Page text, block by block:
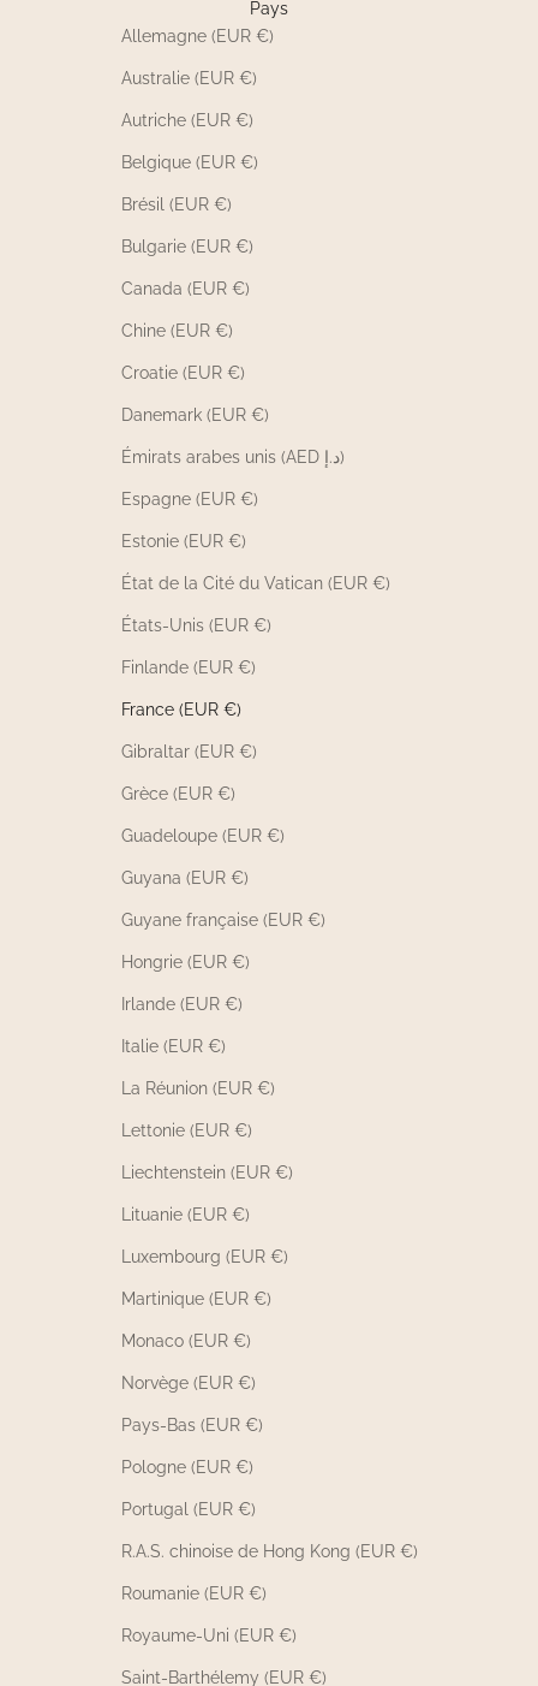
Pays
Allemagne (EUR €)
Australie (EUR €)
Autriche (EUR €)
Belgique (EUR €)
Brésil (EUR €)
Bulgarie (EUR €)
Canada (EUR €)
Chine (EUR €)
Croatie (EUR €)
Danemark (EUR €)
Émirats arabes unis (AED د.إ)
Espagne (EUR €)
Estonie (EUR €)
État de la Cité du Vatican (EUR €)
États-Unis (EUR €)
Finlande (EUR €)
France (EUR €)
Gibraltar (EUR €)
Grèce (EUR €)
Guadeloupe (EUR €)
Guyana (EUR €)
Guyane française (EUR €)
Hongrie (EUR €)
Irlande (EUR €)
Italie (EUR €)
La Réunion (EUR €)
Lettonie (EUR €)
Liechtenstein (EUR €)
Lituanie (EUR €)
Luxembourg (EUR €)
Martinique (EUR €)
Monaco (EUR €)
Norvège (EUR €)
Pays-Bas (EUR €)
Pologne (EUR €)
Portugal (EUR €)
R.A.S. chinoise de Hong Kong (EUR €)
Roumanie (EUR €)
Royaume-Uni (EUR €)
Saint-Barthélemy (EUR €)